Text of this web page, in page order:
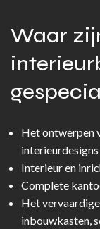
Waar
Het ontwerpen
interieurdesigns
Interieur en
Complete
Het
inbouwkasten,